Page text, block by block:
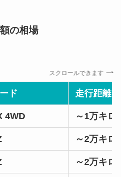
の相場
スクロールできます
ド 走行距離
4WD ～1万キロ
～2万キロ
～2万キロ